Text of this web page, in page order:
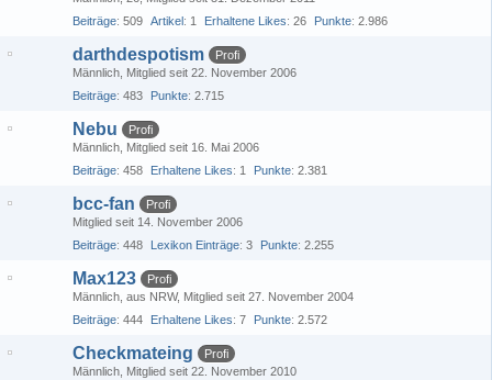
Beiträge 509 Artikel 1 Erhaltene Likes 26 Punkte 2.986
darthdespotism
Profi
Männlich Mitglied seit 22. November 2006
Beiträge 483 Punkte 2.715
Nebu
Profi
Männlich Mitglied seit 16. Mai 2006
Beiträge 458 Erhaltene Likes 1 Punkte 2.381
bcc-fan
Profi
Mitglied seit 14. November 2006
Beiträge 448 Lexikon Einträge 3 Punkte 2.255
Max123
Profi
Männlich aus NRW Mitglied seit 27. November 2004
Beiträge 444 Erhaltene Likes 7 Punkte 2.572
Checkmateing
Profi
Männlich Mitglied seit 22. November 2010